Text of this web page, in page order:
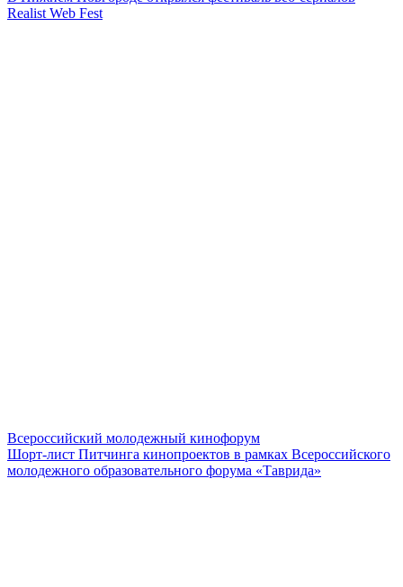
Realist Web Fest
Всероссийский молодежный кинофорум
Шорт-лист Питчинга кинопроектов в рамках Всероссийского
молодежного образовательного форума «Таврида»